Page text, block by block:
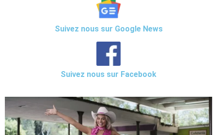
Suivez nous sur Google News
Suivez nous sur Facebook